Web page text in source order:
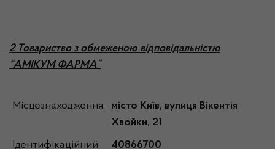
2 Товариство з обмеженою відповідальністю
“АМІКУМ ФАРМА”
Місцезнаходження:
місто Київ, вулиця Вікентія
Хвойки, 21
Ідентифікаційний
40866700